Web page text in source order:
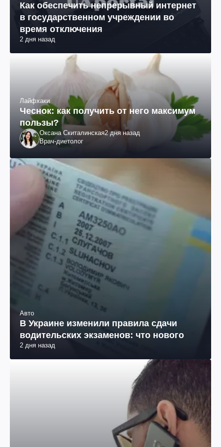
Как обеспечить непрерывный интернет
в государственном учреждении во
время отключения
2 дня назад
Лайфхаки
Чеснок: как получить от него максимум
пользы?
Оксана Скиталинская2 дня назад
Врач-диетолог
Авто
В Украине изменили правила сдачи
водительских экзаменов: что нового
2 дня назад